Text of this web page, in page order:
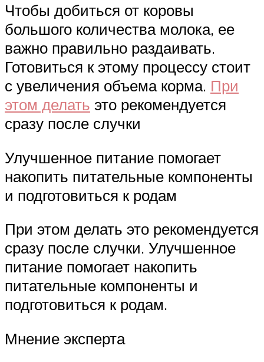
Чтобы добиться от коровы
большого количества молока, ее
важно правильно раздаивать.
Готовиться к этому процессу стоит
с увеличения объема корма. При
этом делать это рекомендуется
сразу после случки
Улучшенное питание помогает
накопить питательные компоненты
и подготовиться к родам
При этом делать это рекомендуется
сразу после случки. Улучшенное
питание помогает накопить
питательные компоненты и
подготовиться к родам.
Мнение эксперта